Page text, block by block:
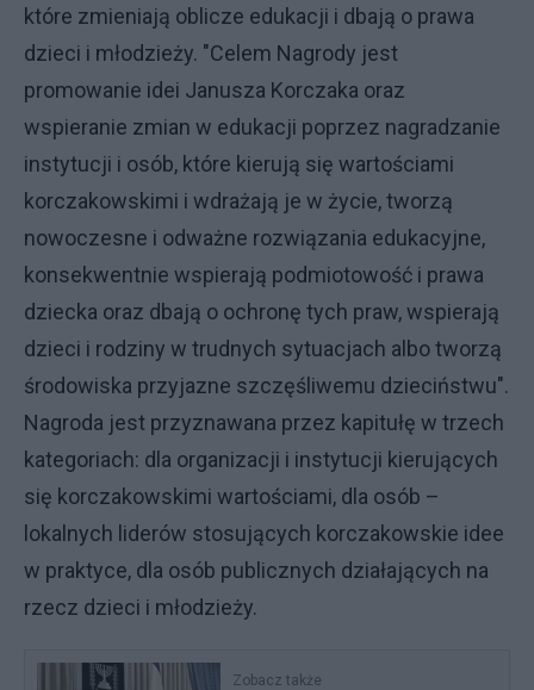
które zmieniają oblicze edukacji i dbają o prawa
dzieci i młodzieży. "Celem Nagrody jest
promowanie idei Janusza Korczaka oraz
wspieranie zmian w edukacji poprzez nagradzanie
instytucji i osób, które kierują się wartościami
korczakowskimi i wdrażają je w życie, tworzą
nowoczesne i odważne rozwiązania edukacyjne,
konsekwentnie wspierają podmiotowość i prawa
dziecka oraz dbają o ochronę tych praw, wspierają
dzieci i rodziny w trudnych sytuacjach albo tworzą
środowiska przyjazne szczęśliwemu dzieciństwu".
Nagroda jest przyznawana przez kapitułę w trzech
kategoriach: dla organizacji i instytucji kierujących
się korczakowskimi wartościami, dla osób –
lokalnych liderów stosujących korczakowskie idee
w praktyce, dla osób publicznych działających na
rzecz dzieci i młodzieży.
Zobacz także